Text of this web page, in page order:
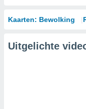
Kaarten: Bewolking
Uitgelichte